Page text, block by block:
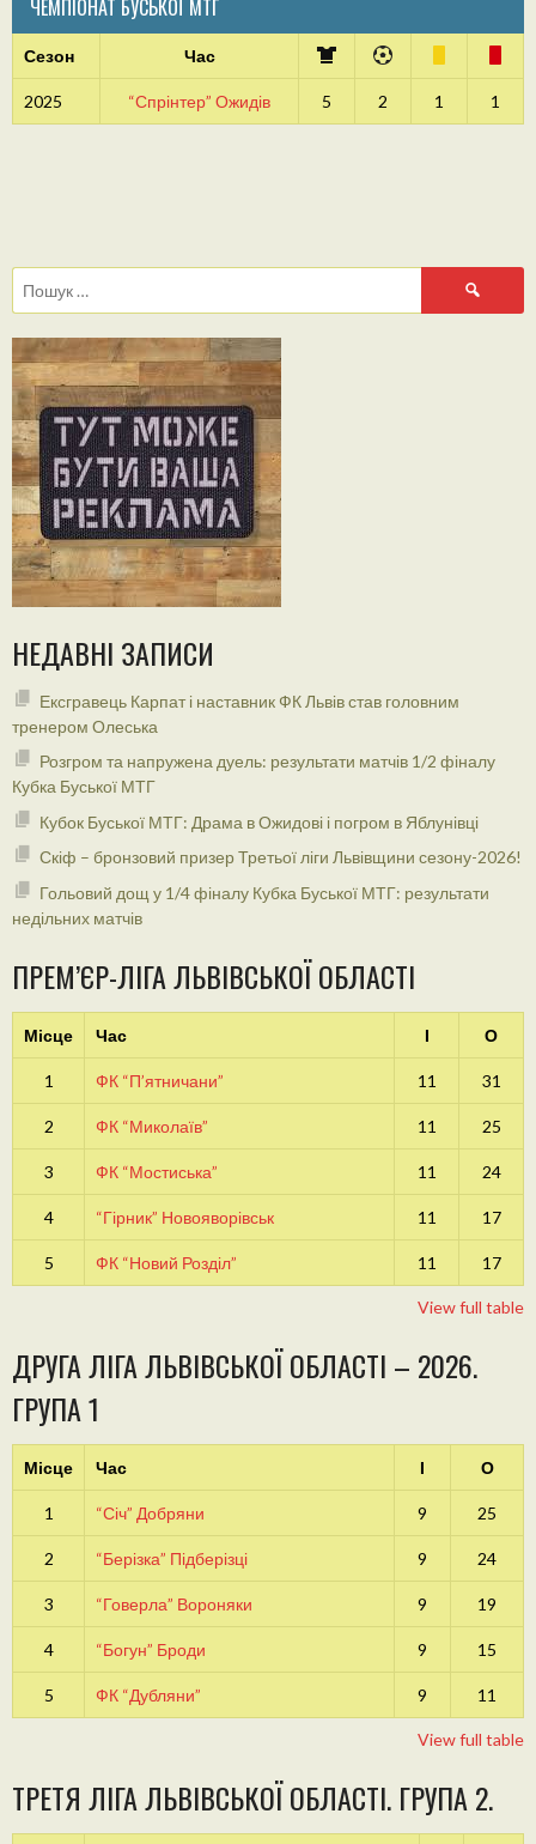
ЧЕМПІОНАТ БУСЬКОЇ МТГ
Сезон Час
2025 “Спрінтер” Ожидів 5 2 1 1
Пошук:
НЕДАВНІ ЗАПИСИ
Ексгравець Карпат і наставник ФК Львів став головним
тренером Олеська
Розгром та напружена дуель: результати матчів 1/2 фіналу
Кубка Буської МТГ
Кубок Буської МТГ: Драма в Ожидові і погром в Яблунівці
Скіф – бронзовий призер Третьої ліги Львівщини сезону-2026!
Гольовий дощ у 1/4 фіналу Кубка Буської МТГ: результати
недільних матчів
ПРЕМ’ЄР-ЛІГА ЛЬВІВСЬКОЇ ОБЛАСТІ
Місце Час І О
1 ФК “П’ятничани” 11 31
2 ФК “Миколаїв” 11 25
3 ФК “Мостиська” 11 24
4 “Гірник” Новояворівськ 11 17
5 ФК “Новий Розділ” 11 17
View full table
ДРУГА ЛІГА ЛЬВІВСЬКОЇ ОБЛАСТІ – 2026.
ГРУПА 1
Місце Час І О
1 “Січ” Добряни 9 25
2 “Берізка” Підберізці 9 24
3 “Говерла” Вороняки 9 19
4 “Богун” Броди 9 15
5 ФК “Дубляни” 9 11
View full table
ТРЕТЯ ЛІГА ЛЬВІВСЬКОЇ ОБЛАСТІ. ГРУПА 2.